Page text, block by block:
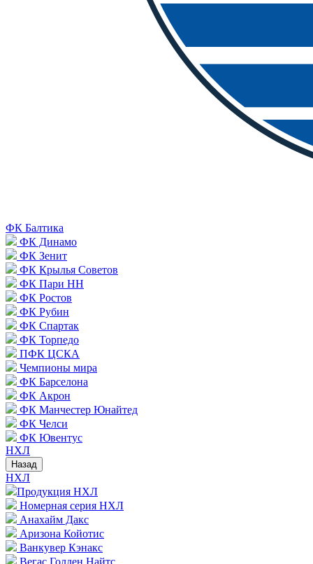
ФК Балтика
ФК Динамо
ФК Зенит
ФК Крылья Советов
ФК Пари НН
ФК Ростов
ФК Рубин
ФК Спартак
ФК Торпедо
ПФК ЦСКА
Чемпионы мира
ФК Барселона
ФК Акрон
ФК Манчестер Юнайтед
ФК Челси
ФК Ювентус
НХЛ
Назад
НХЛ
Продукция НХЛ
Номерная серия НХЛ
Анахайм Дакс
Аризона Койотис
Ванкувер Кэнакс
Вегас Голден Найтс